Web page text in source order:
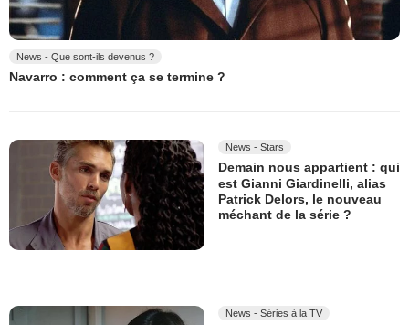
News - Que sont-ils devenus ?
Navarro : comment ça se termine ?
News - Stars
Demain nous appartient : qui
est Gianni Giardinelli, alias
Patrick Delors, le nouveau
méchant de la série ?
News - Séries à la TV